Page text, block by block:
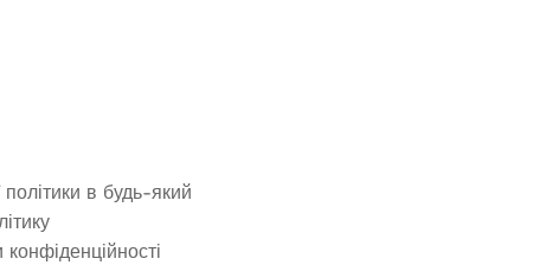
в будь-який